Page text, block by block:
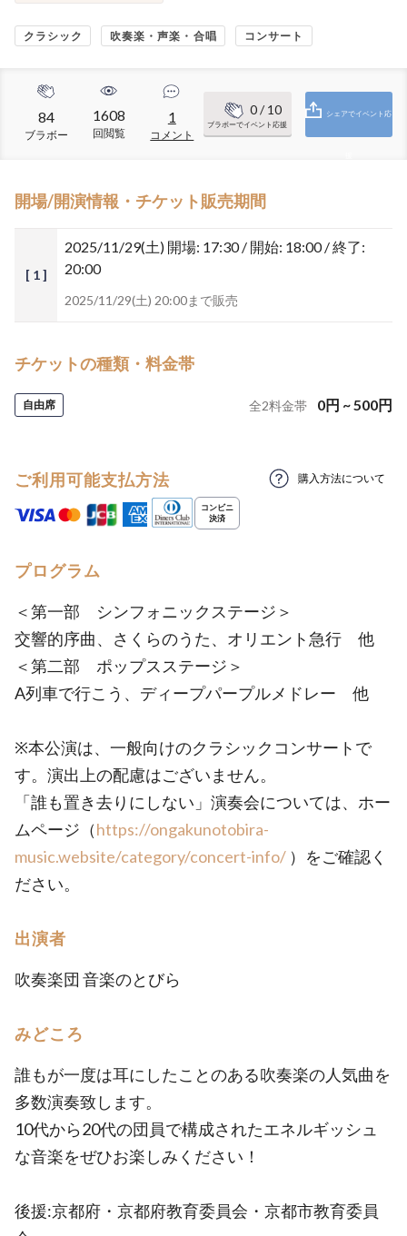
クラシック 吹奏楽・声楽・合唱 コンサート
84
ブラボー
1608
回閲覧
1
コメント
0/ 10
ブラボーでイベント応援
シェアでイベント応
開場/開演情報・チケット販売期間
[ 1 ]
2025/11/29(土) 開場: 17:30 / 開始: 18:00 / 終了:
20:00
2025/11/29(土) 20:00まで販売
チケットの種類・料金帯
自由席 全2料金帯 0円 ~500円
ご利用可能支払方法 購入方法について
プログラム
＜第一部 シンフォニックステージ＞
交響的序曲、さくらのうた、オリエント急行 他
＜第二部 ポップスステージ＞
A列車で行こう、ディープパープルメドレー 他
※本公演は、一般向けのクラシックコンサートで
す。演出上の配慮はございません。
「誰も置き去りにしない」演奏会については、ホー
ムページ（https://ongakunotobira-
music.website/category/concert-info/ ）をご確認く
ださい。
出演者
吹奏楽団 音楽のとびら
みどころ
誰もが一度は耳にしたことのある吹奏楽の人気曲を
多数演奏致します。
10代から20代の団員で構成されたエネルギッシュ
な音楽をぜひお楽しみください！
後援:京都府・京都府教育委員会・京都市教育委員